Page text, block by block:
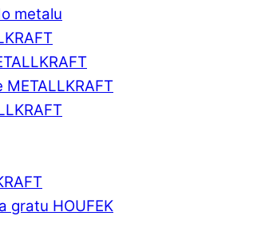
metalu
gratu HOUFEK